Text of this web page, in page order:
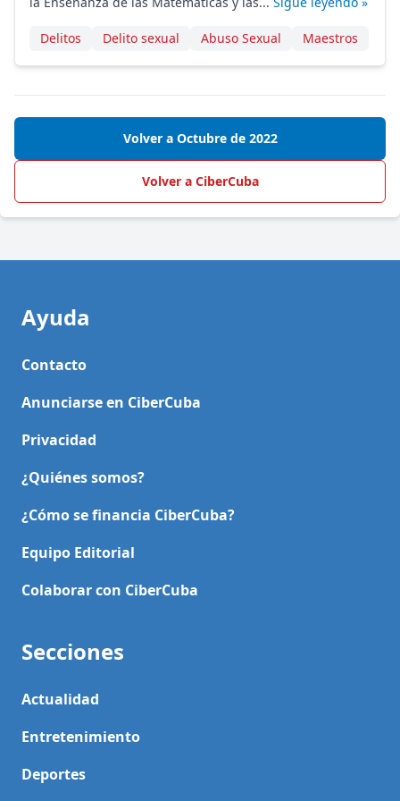
Delitos Delito sexual Abuso Sexual Maestros
Volver a Octubre de 2022
Volver a CiberCuba
Ayuda
Contacto
Anunciarse en CiberCuba
Privacidad
¿Quiénes somos?
¿Cómo se financia CiberCuba?
Equipo Editorial
Colaborar con CiberCuba
Secciones
Actualidad
Entretenimiento
Deportes